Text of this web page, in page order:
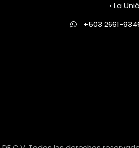
• La
+503 2661-